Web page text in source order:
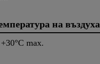
на въздуха
max.